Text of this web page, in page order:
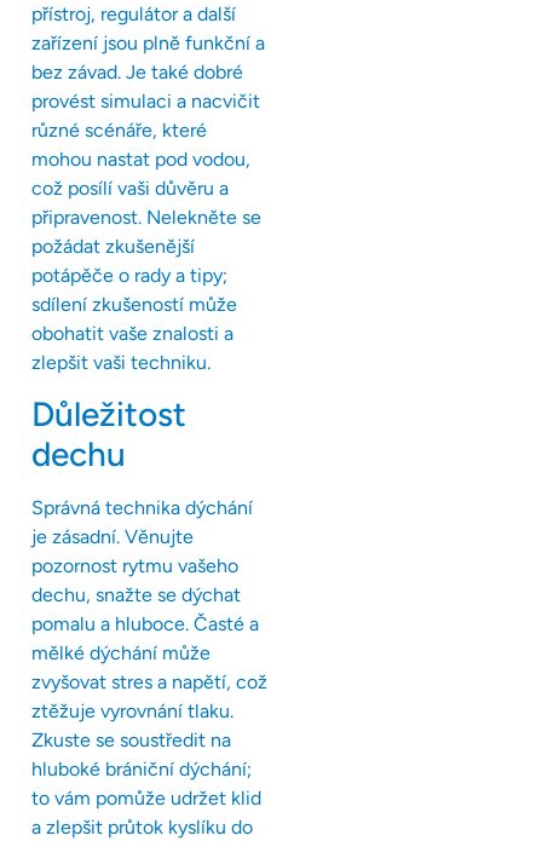
přístroj, regulátor a další
zařízení jsou plně funkční a
bez závad. Je také dobré
provést simulaci a nacvičit
různé scénáře, které
mohou nastat pod vodou,
což posílí vaši důvěru a
připravenost. Nelekněte se
požádat zkušenější
potápěče o rady a tipy;
sdílení zkušeností může
obohatit vaše znalosti a
zlepšit vaši techniku.
Důležitost
dechu
Správná technika dýchání
je zásadní. Věnujte
pozornost rytmu vašeho
dechu, snažte se dýchat
pomalu a hluboce. Časté a
mělké dýchání může
zvyšovat stres a napětí, což
ztěžuje vyrovnání tlaku.
Zkuste se soustředit na
hluboké brániční dýchání;
to vám pomůže udržet klid
a zlepšit průtok kyslíku do